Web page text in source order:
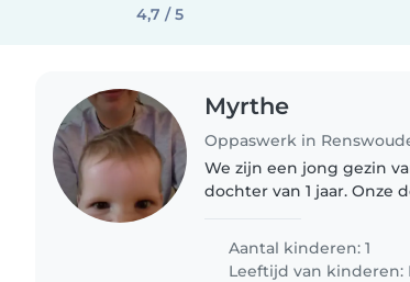
4,7 / 5
Myrthe
Oppaswerk in
We zijn een jong gezin
dochter van 1 jaar. Onze
ze het super..
Aantal kinderen: 1
Leeftijd van kinderen: